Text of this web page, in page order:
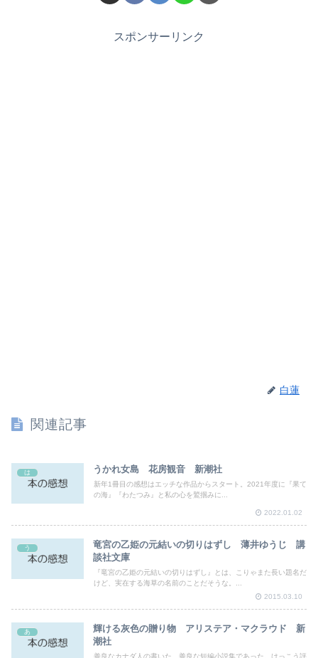
スポンサーリンク
白蓮
関連記事
は うかれ女島 花房観音 新潮社
新年1冊目の感想はエッチな作品からスタート。2021年度に『果て
の海』『わたつみ』と私の心を鷲掴みに...
2022.01.02
う
竜宮の乙姫の元結いの切りはずし 薄井ゆうじ 講
談社文庫
『竜宮の乙姫の元結いの切りはずし』とは、こりゃまた長い題名だ
けど、実在する海草の名前のことだそうな。...
2015.03.10
あ
輝ける灰色の贈り物 アリステア・マクラウド 新
潮社
善良なカナダ人の書いた、善良な短編小説集であった。けっこう評